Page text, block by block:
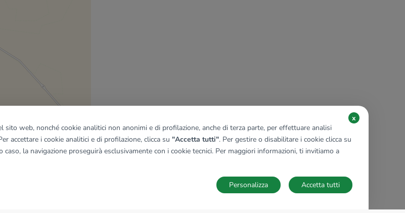
web, nonché cookie analitici non anonimi e di profilazione, anche di terza parte, per effettuare analisi
accettare i cookie analitici e di profilazione, clicca su "Accetta tutti". Per gestire o disabilitare i cookie clicca su
caso, la navigazione proseguirà esclusivamente con i cookie tecnici. Per maggiori informazioni, ti invitiamo a
x
Accetta tutti
Personalizza